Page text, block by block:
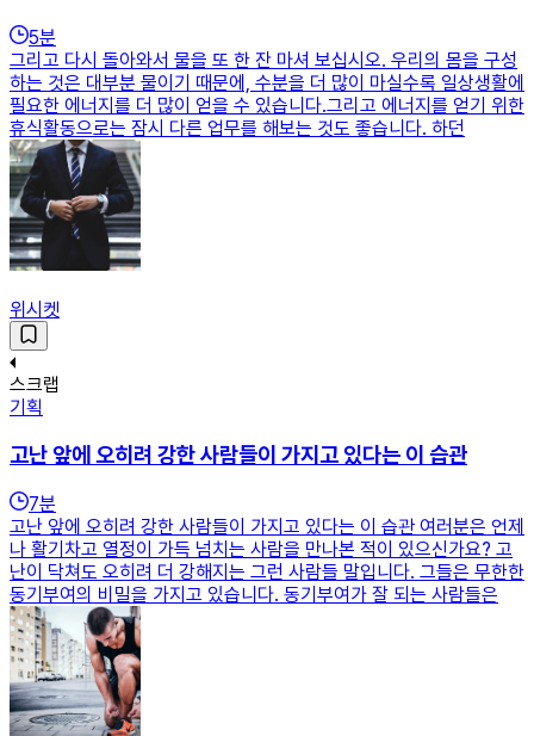
5분
그리고 다시 돌아와서 물을 또 한 잔 마셔 보십시오. 우리의 몸을 구성
하는 것은 대부분 물이기 때문에, 수분을 더 많이 마실수록 일상생활에
필요한 에너지를 더 많이 얻을 수 있습니다.그리고 에너지를 얻기 위한
휴식활동으로는 잠시 다른 업무를 해보는 것도 좋습니다. 하던
위시켓
스크랩
기획
고난 앞에 오히려 강한 사람들이 가지고 있다는 이 습관
7분
고난 앞에 오히려 강한 사람들이 가지고 있다는 이 습관 여러분은 언제
나 활기차고 열정이 가득 넘치는 사람을 만나본 적이 있으신가요? 고
난이 닥쳐도 오히려 더 강해지는 그런 사람들 말입니다. 그들은 무한한
동기부여의 비밀을 가지고 있습니다. 동기부여가 잘 되는 사람들은